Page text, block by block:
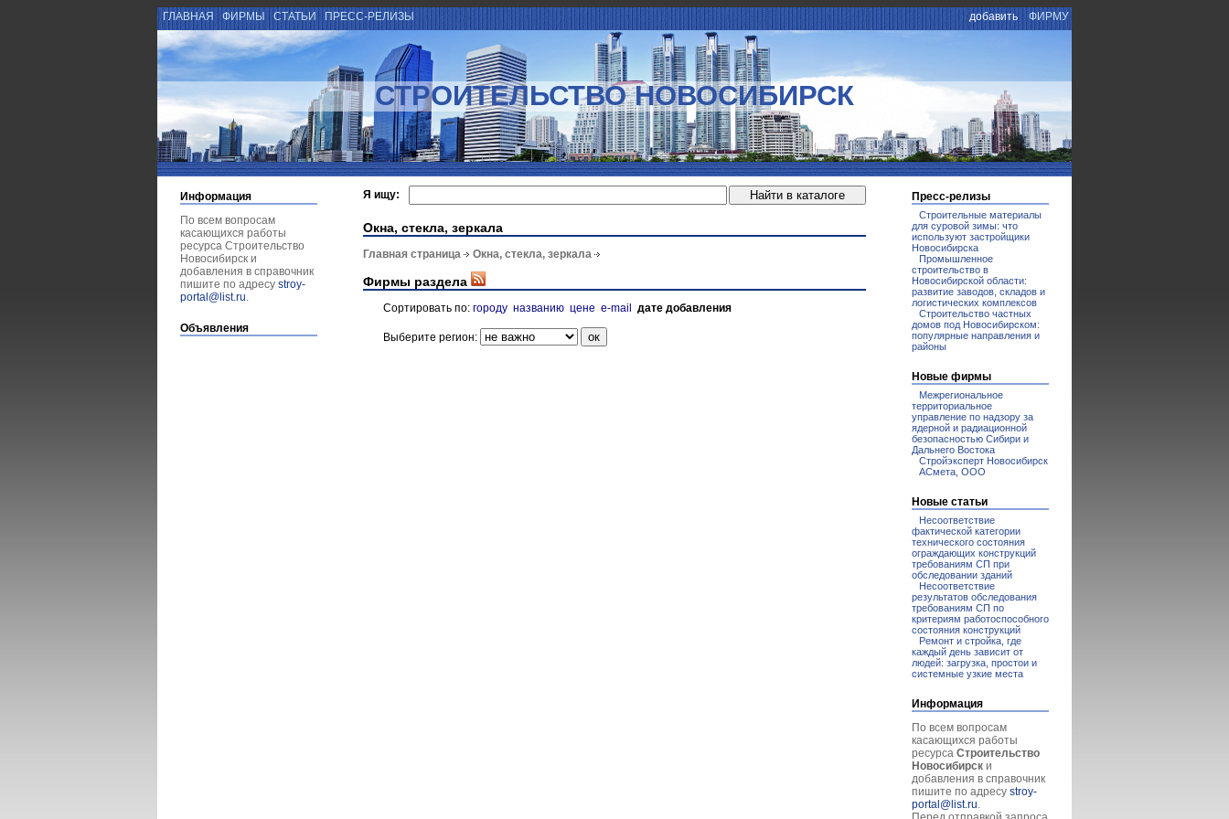
ГЛАВНАЯ ФИРМЫ СТАТЬИ ПРЕСС-РЕЛИЗЫ добавить ФИРМУ
СТРОИТЕЛЬСТВО НОВОСИБИРСК
Информация
По всем вопросам
касающихся работы
ресурса Строительство
Новосибирск и
добавления в справочник
пишите по адресу stroy-
portal@list.ru.
Объявления
Я ищу:
Окна, стекла, зеркала
Главная страница Окна, стекла, зеркала
Фирмы раздела
Сортировать по: городу названию цене e-mail дате добавления
Выберите регион:
Пресс-релизы
Строительные материалы
для суровой зимы: что
используют застройщики
Новосибирска
Промышленное
строительство в
Новосибирской области:
развитие заводов, складов и
логистических комплексов
Строительство частных
домов под Новосибирском:
популярные направления и
районы
Новые фирмы
Межрегиональное
территориальное
управление по надзору за
ядерной и радиационной
безопасностью Сибири и
Дальнего Востока
Стройэксперт Новосибирск
АСмета, ООО
Новые статьи
Несоответствие
фактической категории
технического состояния
ограждающих конструкций
требованиям СП при
обследовании зданий
Несоответствие
результатов обследования
требованиям СП по
критериям работоспособного
состояния конструкций
Ремонт и стройка, где
каждый день зависит от
людей: загрузка, простои и
системные узкие места
Информация
По всем вопросам
касающихся работы
ресурса Строительство
Новосибирск и
добавления в справочник
пишите по адресу stroy-
portal@list.ru.